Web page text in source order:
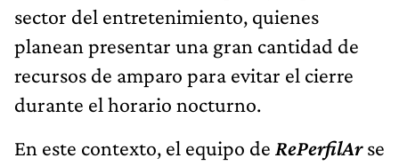
sector del entretenimiento, quienes
planean presentar una gran cantidad de
recursos de amparo para evitar el cierre
durante el horario nocturno.
En este contexto, el equipo de RePerfilArse